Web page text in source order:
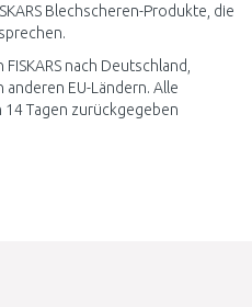
Blechscheren-Produkte, die
nach Deutschland,
EU-Ländern. Alle
Tagen zurückgegeben